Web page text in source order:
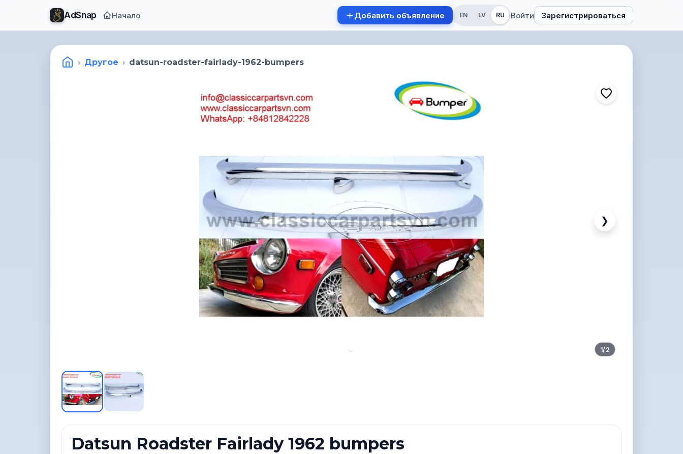
AdSnap Начало Добавить объявление EN LV RU Войти Зарегистрироваться
Другое datsun-roadster-fairlady-1962-bumpers
❯
1/2
Datsun Roadster Fairlady 1962 bumpers